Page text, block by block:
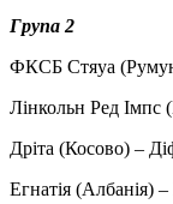
Група 2
ФКСБ Стяуа
Лінкольн Ред Імпс
Дріта (Косово) –
Егнатія (Албанія) –